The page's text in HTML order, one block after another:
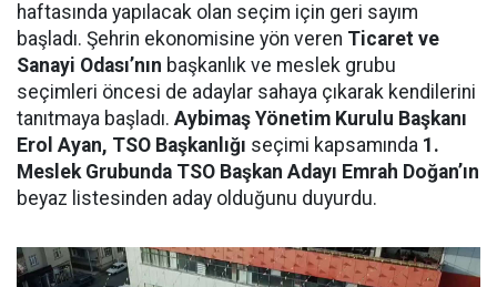
haftasında yapılacak olan seçim için geri sayım
başladı. Şehrin ekonomisine yön veren Ticaret ve
Sanayi Odası’nın başkanlık ve meslek grubu
seçimleri öncesi de adaylar sahaya çıkarak kendilerini
tanıtmaya başladı. Aybimaş Yönetim Kurulu Başkanı
Erol Ayan, TSO Başkanlığı seçimi kapsamında 1.
Meslek Grubunda TSO Başkan Adayı Emrah Doğan’ın
beyaz listesinden aday olduğunu duyurdu.